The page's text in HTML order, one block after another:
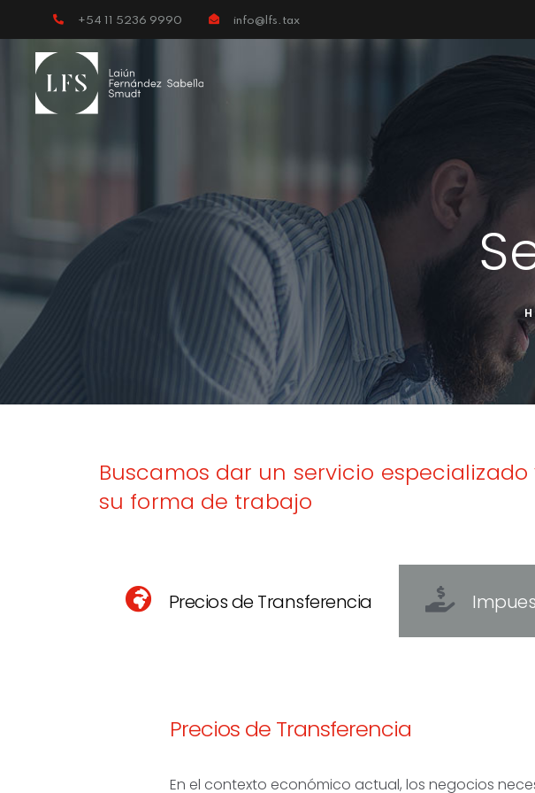
+54 11 5236 9990 info@lfs.tax
Buscamos dar un servicio
su forma de trabajo
Precios de Transferencia
Precios de Transferencia
En el contexto económico actual, los negocios